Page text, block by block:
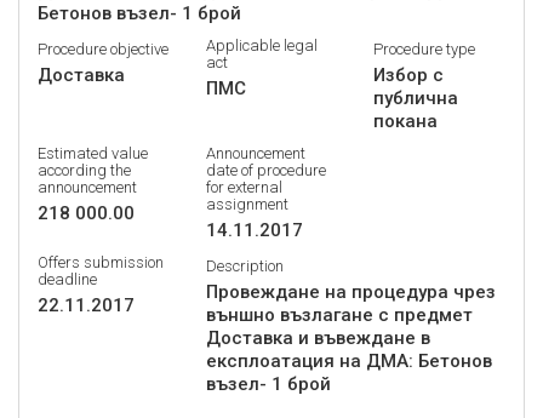
Бетонов възел- 1 брой
Procedure objective
Доставка
Applicable legal
act
ПМС
Procedure type
Избор с
публична
покана
Estimated value
according the
announcement
218 000.00
Announcement
date of procedure
for external
assignment
14.11.2017
Offers submission
deadline
22.11.2017
Description
Провеждане на процедура чрез
външно възлагане с предмет
Доставка и въвеждане в
експлоатация на ДМА: Бетонов
възел- 1 брой